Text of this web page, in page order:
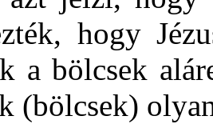
hogy
a bölcsek
(bölcsek)